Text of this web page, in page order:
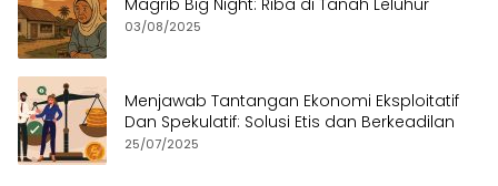
Magrib Big Night: Riba di Tanah Leluhur
03/08/2025
Menjawab Tantangan Ekonomi Eksploitatif
Dan Spekulatif: Solusi Etis dan Berkeadilan
25/07/2025